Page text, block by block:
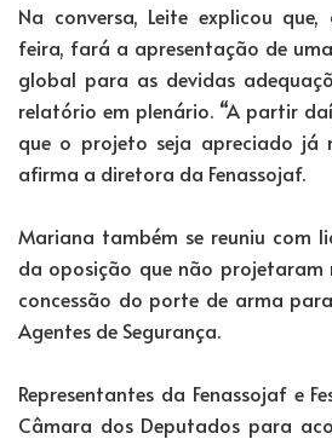
Na conversa, Leite explicou
feira, fará a apresentação de
global para as devidas
relatório em plenário. “A partir
que o projeto seja apreciado já
afirma a diretora da Fenassojaf.
Mariana também se reuniu com
da oposição que não projetaram
concessão do porte de arma
Agentes de Segurança.
Representantes da Fenassojaf e
Câmara dos Deputados para